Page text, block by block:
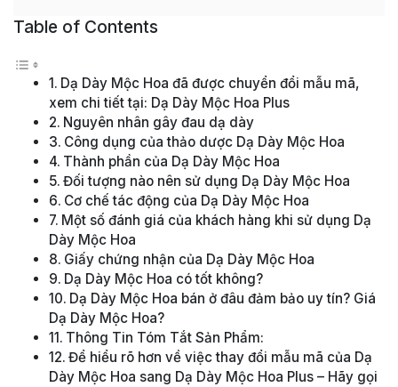
Table of Contents
Dạ Dày Mộc Hoa đã được chuyển đổi mẫu mã,
xem chi tiết tại: Dạ Dày Mộc Hoa Plus
Nguyên nhân gây đau dạ dày
Công dụng của thảo dược Dạ Dày Mộc Hoa
Thành phần của Dạ Dày Mộc Hoa
Đối tượng nào nên sử dụng Dạ Dày Mộc Hoa
Cơ chế tác động của Dạ Dày Mộc Hoa
Một số đánh giá của khách hàng khi sử dụng Dạ
Dày Mộc Hoa
Giấy chứng nhận của Dạ Dày Mộc Hoa
Dạ Dày Mộc Hoa có tốt không?
Dạ Dày Mộc Hoa bán ở đâu đảm bảo uy tín? Giá
Dạ Dày Mộc Hoa?
Thông Tin Tóm Tắt Sản Phẩm:
Để hiểu rõ hơn về việc thay đổi mẫu mã của Dạ
Dày Mộc Hoa sang Dạ Dày Mộc Hoa Plus – Hãy gọi